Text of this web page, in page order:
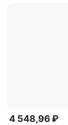
4 548,96 ₽